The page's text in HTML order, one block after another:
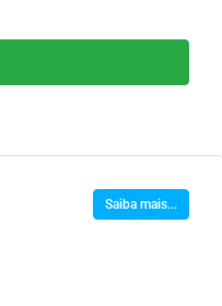
Saiba mais...